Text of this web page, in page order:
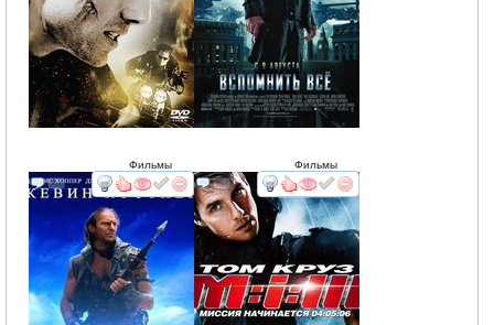
Фильмы
смотретьинтересует
Фильмы
смотретьинтересует